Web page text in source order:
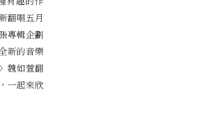
翻唱五月
專輯企劃
新的音樂
魏如萱翻
一起來欣